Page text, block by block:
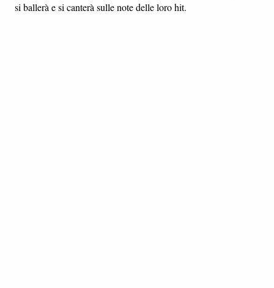
si ballerà e si canterà sulle note delle loro hit.